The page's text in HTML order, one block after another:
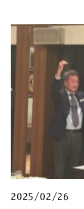
2025/02/26